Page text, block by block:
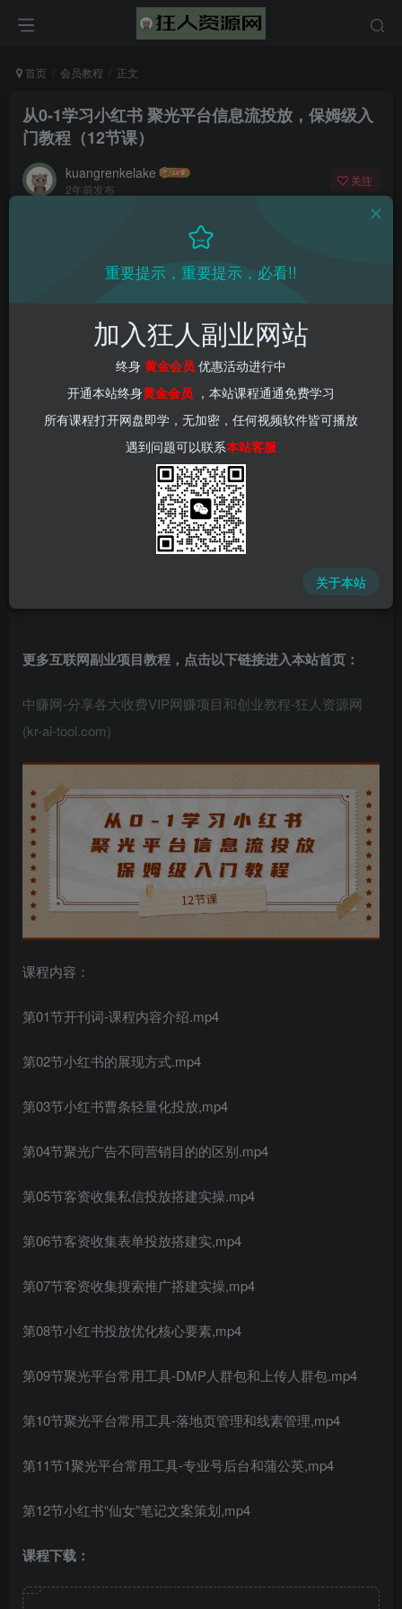
首页 会员教程 正文
从0-1学习小红书 聚光平台信息流投放，保姆级入
门教程（12节课）
kuangrenkelake
2年前发布
关注
链接进入本站首页：
更多互联网副业项目教程，点击以下链接进入本站首页 ：
中赚网-分享各大收费VIP网赚项目和创业教程-狂人资源网
(kr-ai-tool.com)
课程内容：
第01节开刊词-课程内容介绍.mp4
第02节小红书的展现方式.mp4
第03节小红书曹条轻量化投放,mp4
第04节聚光广告不同营销目的的区别.mp4
第05节客资收集私信投放搭建实操.mp4
第06节客资收集表单投放搭建实,mp4
第07节客资收集搜索推广搭建实操,mp4
第08节小红书投放优化核心要素,mp4
第09节聚光平台常用工具-DMP人群包和上传人群包.mp4
第10节聚光平台常用工具-落地页管理和线素管理,mp4
第11节1聚光平台常用工具-专业号后台和蒲公英,mp4
第12节小红书“仙女”笔记文案策划,mp4
课程下载：
重要提示，重要提示，必看!!
加入狂人副业网站
终身 黄金会员 优惠活动进行中
开通本站终身黄金会员 ，本站课程通通免费学习
所有课程打开网盘即学，无加密，任何视频软件皆可播放
遇到问题可以联系本站客服
关于本站